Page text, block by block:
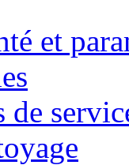
et
de